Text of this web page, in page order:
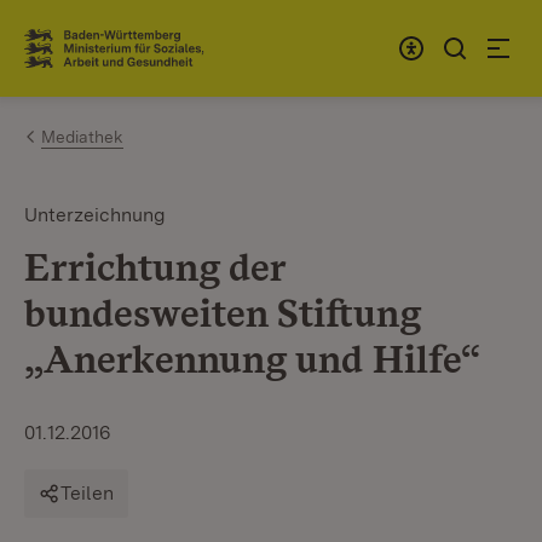
Zum Inhalt springen
Link zur Startseite
Mediathek
Unterzeichnung
Errichtung der
bundesweiten Stiftung
„Anerkennung und Hilfe“
01.12.2016
Teilen